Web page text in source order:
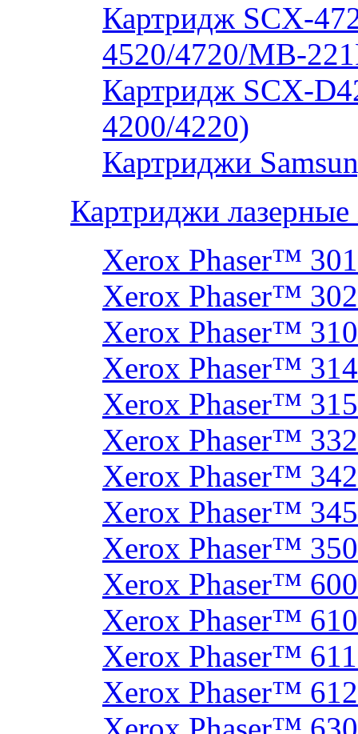
Картридж SCX-
4520/4720/MB-
Картридж SCX-
4200/4220)
Картриджи
Картриджи
Xerox Phaser™
Xerox Phaser™
Xerox Phaser™
Xerox Phaser™
Xerox Phaser™
Xerox Phaser™
Xerox Phaser™
Xerox Phaser™
Xerox Phaser™
Xerox Phaser™
Xerox Phaser™
Xerox Phaser™
Xerox Phaser™